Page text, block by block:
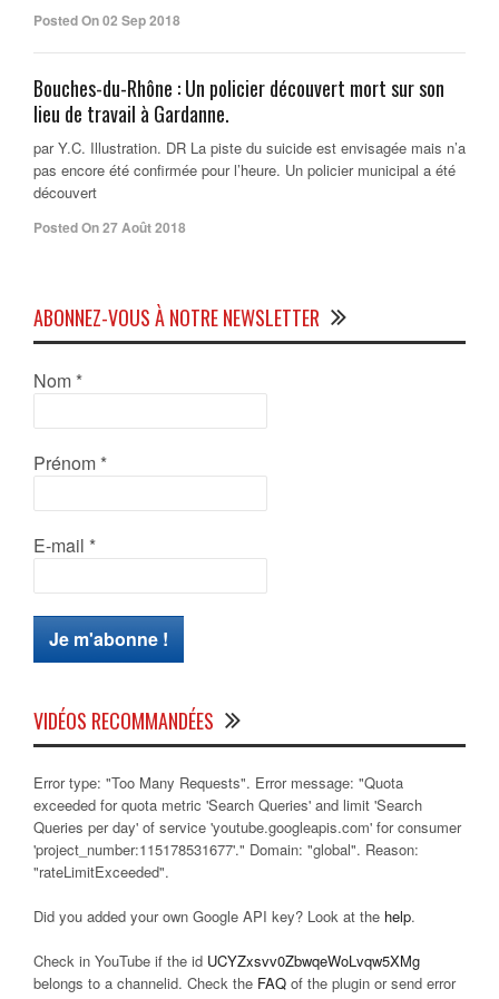
Posted On 02 Sep 2018
Bouches-du-Rhône : Un policier découvert mort sur son
lieu de travail à Gardanne.
par Y.C. Illustration. DR La piste du suicide est envisagée mais n’a
pas encore été confirmée pour l’heure. Un policier municipal a été
découvert
Posted On 27 Août 2018
ABONNEZ-VOUS À NOTRE NEWSLETTER
Nom *
Prénom *
E-mail *
VIDÉOS RECOMMANDÉES
Error type: "Too Many Requests". Error message: "Quota
exceeded for quota metric 'Search Queries' and limit 'Search
Queries per day' of service 'youtube.googleapis.com' for consumer
'project_number:115178531677'." Domain: "global". Reason:
"rateLimitExceeded".
Did you added your own Google API key? Look at the help.
Check in YouTube if the id UCYZxsvv0ZbwqeWoLvqw5XMg
belongs to a channelid. Check the FAQ of the plugin or send error